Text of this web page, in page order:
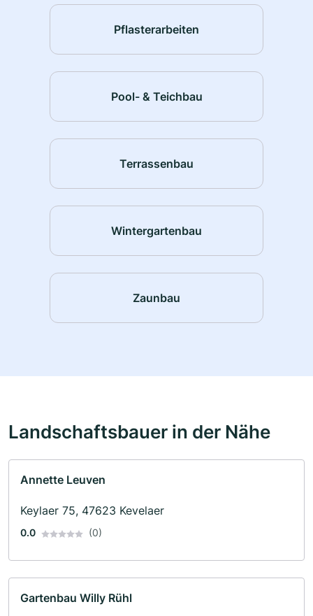
Pflasterarbeiten
Pool- & Teichbau
Terrassenbau
Wintergartenbau
Zaunbau
Landschaftsbauer in der Nähe
Annette Leuven
Keylaer 75, 47623 Kevelaer
0.0 (0)
Gartenbau Willy Rühl